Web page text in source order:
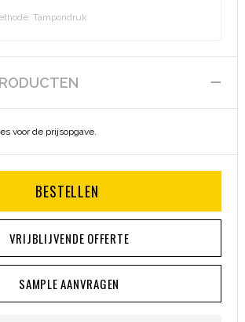
Tampondruk
voor de prijsopgave.
BESTELLEN
VRIJBLIJVENDE OFFERTE
SAMPLE AANVRAGEN